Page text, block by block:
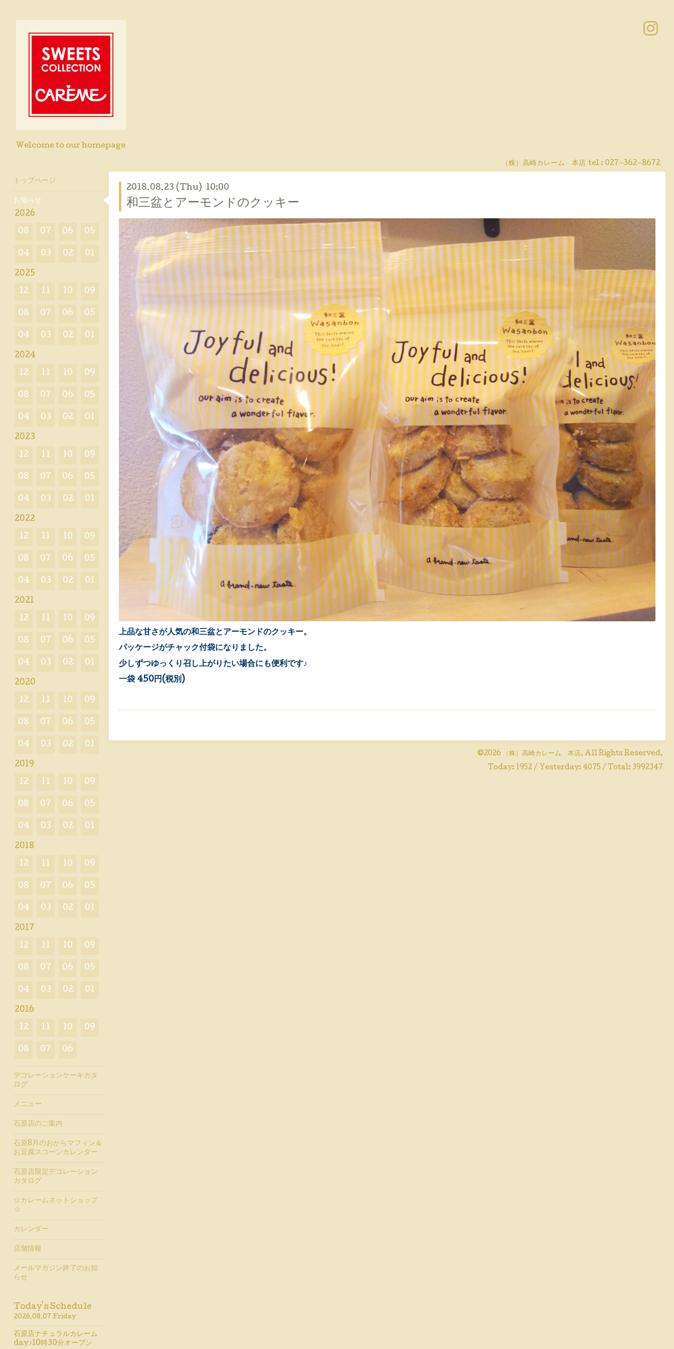
Welcome to our homepage
（株）高崎カレーム 本店 tel : 027-362-8672
2018.08.23 (Thu) 10:00
和三盆とアーモンドのクッキー
上品な甘さが人気の和三盆とアーモンドのクッキー。
パッケージがチャック付袋になりました。
少しずつゆっくり召し上がりたい場合にも便利です♪
一袋 450円(税別)
©2026 （株）高崎カレーム 本店. All Rights Reserved.
Today: 1952 / Yesterday: 4075 / Total: 3992347
トップページ
お知らせ
2026
08 07 06 05
04 03 02 01
2025
12 11 10 09
08 07 06 05
04 03 02 01
2024
12 11 10 09
08 07 06 05
04 03 02 01
2023
12 11 10 09
08 07 06 05
04 03 02 01
2022
12 11 10 09
08 07 06 05
04 03 02 01
2021
12 11 10 09
08 07 06 05
04 03 02 01
2020
12 11 10 09
08 07 06 05
04 03 02 01
2019
12 11 10 09
08 07 06 05
04 03 02 01
2018
12 11 10 09
08 07 06 05
04 03 02 01
2017
12 11 10 09
08 07 06 05
04 03 02 01
2016
12 11 10 09
08 07 06
デコレーションケーキカタ
ログ
メニュー
石原店のご案内
石原8月のおからマフィン＆
お豆腐スコーンカレンダー
石原店限定デコレーション
カタログ
☆カレームネットショップ
☆
カレンダー
店舗情報
メールマガジン終了のお知
らせ
Today's Schedule
2026.08.07 Friday
石原店ナチュラルカレーム
day♪10時30分オープン